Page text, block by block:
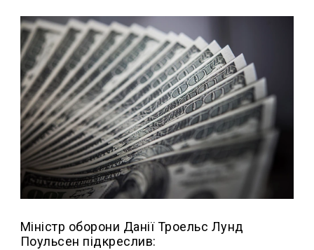
Міністр оборони Данії Троельс Лунд
Поульсен підкреслив: